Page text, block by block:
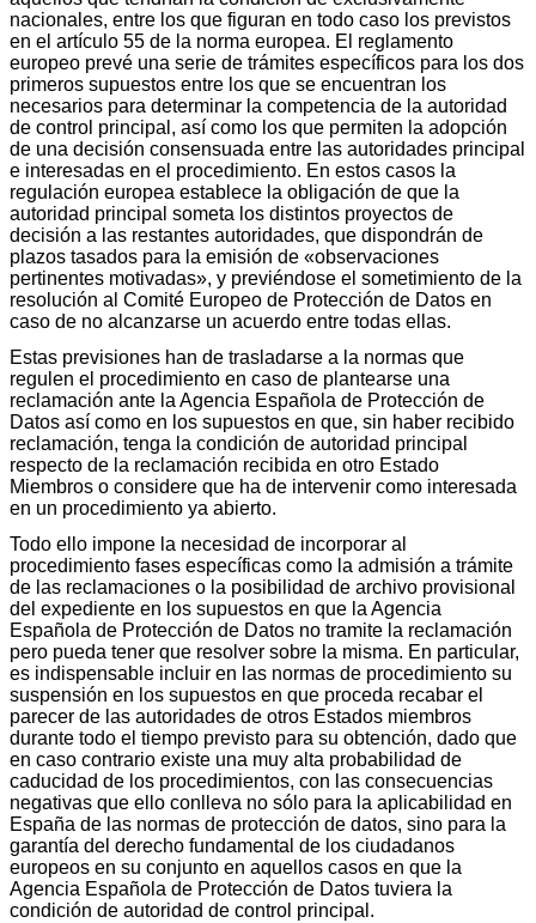
nacionales, entre los que figuran en todo caso los previstos
en el artículo 55 de la norma europea. El reglamento
europeo prevé una serie de trámites específicos para los dos
primeros supuestos entre los que se encuentran los
necesarios para determinar la competencia de la autoridad
de control principal, así como los que permiten la adopción
de una decisión consensuada entre las autoridades principal
e interesadas en el procedimiento. En estos casos la
regulación europea establece la obligación de que la
autoridad principal someta los distintos proyectos de
decisión a las restantes autoridades, que dispondrán de
plazos tasados para la emisión de «observaciones
pertinentes motivadas», y previéndose el sometimiento de la
resolución al Comité Europeo de Protección de Datos en
caso de no alcanzarse un acuerdo entre todas ellas.
Estas previsiones han de trasladarse a la normas que
regulen el procedimiento en caso de plantearse una
reclamación ante la Agencia Española de Protección de
Datos así como en los supuestos en que, sin haber recibido
reclamación, tenga la condición de autoridad principal
respecto de la reclamación recibida en otro Estado
Miembros o considere que ha de intervenir como interesada
en un procedimiento ya abierto.
Todo ello impone la necesidad de incorporar al
procedimiento fases específicas como la admisión a trámite
de las reclamaciones o la posibilidad de archivo provisional
del expediente en los supuestos en que la Agencia
Española de Protección de Datos no tramite la reclamación
pero pueda tener que resolver sobre la misma. En particular,
es indispensable incluir en las normas de procedimiento su
suspensión en los supuestos en que proceda recabar el
parecer de las autoridades de otros Estados miembros
durante todo el tiempo previsto para su obtención, dado que
en caso contrario existe una muy alta probabilidad de
caducidad de los procedimientos, con las consecuencias
negativas que ello conlleva no sólo para la aplicabilidad en
España de las normas de protección de datos, sino para la
garantía del derecho fundamental de los ciudadanos
europeos en su conjunto en aquellos casos en que la
Agencia Española de Protección de Datos tuviera la
condición de autoridad de control principal.